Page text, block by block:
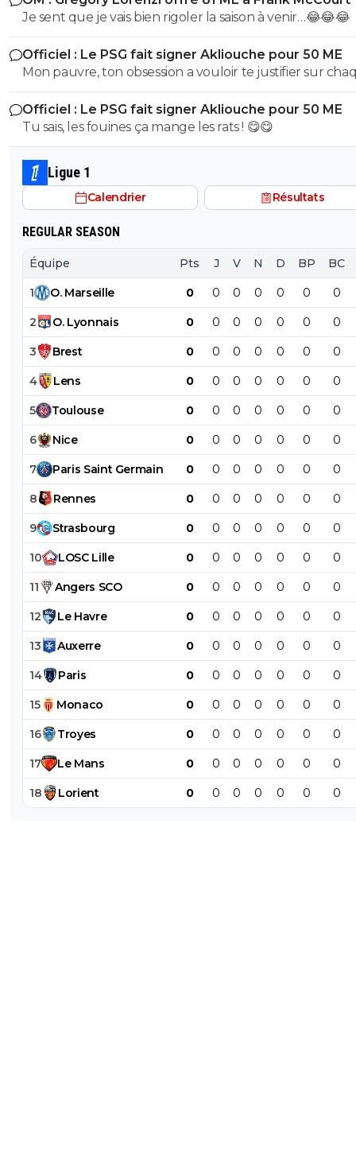
(puisqu'il y a débuté). Vous ne vous dites juste pas qu'il
des choses (comme le style de vie ou l'hygiène ou
chose qui fait d'un jouer un vrai professionnel). Non
partez direct sur des considérations racistes... Ah la la...
Je sent que je vais bien rigoler la saison à venir…😂😂😂
Officiel : Le PSG fait signer Akliouche pour 50 ME
Mon pauvre, ton obsession a vouloir te justifier sur
commentaire 🤣😂😂 Tu aurais la queue d'un chat qui
de bouche et on t'accuserait de l'avoir mangé que tu
encore....mdr
Officiel : Le PSG fait signer Akliouche pour 50 ME
Tu sais, les fouines ça mange les rats ! 😋😋
Ligue 1
Calendrier Résultats
REGULAR SEASON
Équipe Pts J V N D BP BC
1 O. Marseille 0 0 0 0 0 0 0
2 O. Lyonnais 0 0 0 0 0 0 0
3 Brest 0 0 0 0 0 0 0
4 Lens 0 0 0 0 0 0 0
5 Toulouse 0 0 0 0 0 0 0
6 Nice 0 0 0 0 0 0 0
7 Paris Saint Germain 0 0 0 0 0 0 0
8 Rennes 0 0 0 0 0 0 0
9 Strasbourg 0 0 0 0 0 0 0
10 LOSC Lille 0 0 0 0 0 0 0
11 Angers SCO 0 0 0 0 0 0 0
12 Le Havre 0 0 0 0 0 0 0
13 Auxerre 0 0 0 0 0 0 0
14 Paris 0 0 0 0 0 0 0
15 Monaco 0 0 0 0 0 0 0
16 Troyes 0 0 0 0 0 0 0
17 Le Mans 0 0 0 0 0 0 0
18 Lorient 0 0 0 0 0 0 0